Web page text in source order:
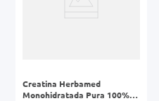
Creatina Herbamed
Monohidratada Pura 100%